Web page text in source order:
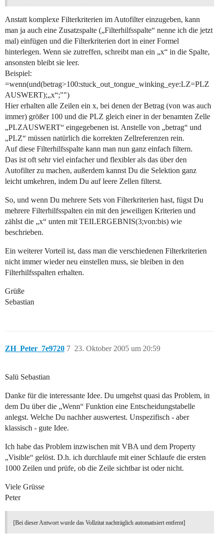
Anstatt komplexe Filterkriterien im Autofilter einzugeben, kann
man ja auch eine Zusatzspalte („Filterhilfsspalte“ nenne ich die jetzt
mal) einfügen und die Filterkriterien dort in einer Formel
hinterlegen. Wenn sie zutreffen, schreibt man ein „x“ in die Spalte,
ansonsten bleibt sie leer.
Beispiel:
=wenn(und(betrag>100:stuck_out_tongue_winking_eye:LZ=PLZ
AUSWERT);„x“;"")
Hier erhalten alle Zeilen ein x, bei denen der Betrag (von was auch
immer) größer 100 und die PLZ gleich einer in der benamten Zelle
„PLZAUSWERT“ eingegebenen ist. Anstelle von „betrag“ und
„PLZ“ müssen natürlich die korrekten Zellreferenzen rein.
Auf diese Filterhilfsspalte kann man nun ganz einfach filtern.
Das ist oft sehr viel einfacher und flexibler als das über den
Autofilter zu machen, außerdem kannst Du die Selektion ganz
leicht umkehren, indem Du auf leere Zellen filterst.
So, und wenn Du mehrere Sets von Filterkriterien hast, fügst Du
mehrere Filterhilfsspalten ein mit den jeweiligen Kriterien und
zählst die „x“ unten mit TEILERGEBNIS(3;von:bis) wie
beschrieben.
Ein weiterer Vorteil ist, dass man die verschiedenen Filterkriterien
nicht immer wieder neu einstellen muss, sie bleiben in den
Filterhilfsspalten erhalten.
Grüße
Sebastian
ZH_Peter_7e9720 23. Oktober 2005 um 20:59
7
Salü Sebastian
Danke für die interessante Idee. Du umgehst quasi das Problem, in
dem Du über die „Wenn“ Funktion eine Entscheidungstabelle
anlegst. Welche Du nachher auswertest. Unspezifisch - aber
klassisch - gute Idee.
Ich habe das Problem inzwischen mit VBA und dem Property
„Visible“ gelöst. D.h. ich durchlaufe mit einer Schlaufe die ersten
1000 Zeilen und prüfe, ob die Zeile sichtbar ist oder nicht.
Viele Grüsse
Peter
[Bei dieser Antwort wurde das Vollzitat nachträglich automatisiert entfernt]